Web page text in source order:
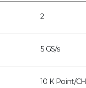
2
5 GS/s
10 K Point/CH